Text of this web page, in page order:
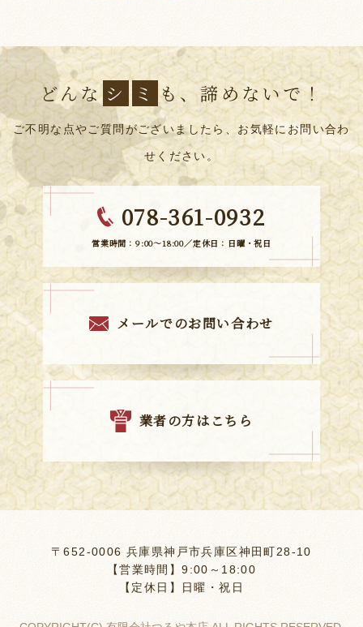
どんな シ ミ も、諦めないで！
ご不明な点やご質問がございましたら、お気軽にお問い合わ
せください。
078-361-0932
営業時間：9:00～18:00／定休日：日曜・祝日
メールでのお問い合わせ
業者の方はこちら
〒652-0006 兵庫県神戸市兵庫区神田町28-10
【営業時間】9:00～18:00
【定休日】日曜・祝日